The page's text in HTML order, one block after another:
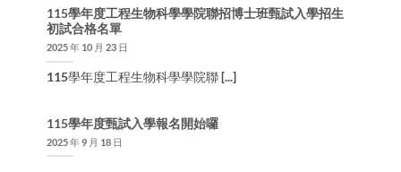
115學年度工程生物科學學院聯招博士班甄試入學招生
初試合格名單
2025 年 10 月 23 日
115學年度工程生物科學學院聯 [...]
115學年度甄試入學報名開始囉
2025 年 9 月 18 日